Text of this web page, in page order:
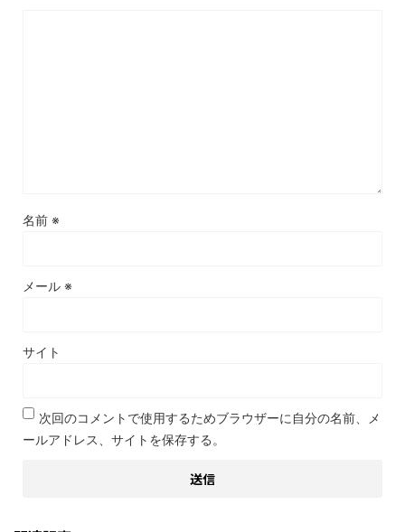
名前 ※
メール ※
サイト
次回のコメントで使用するためブラウザーに自分の名前、メ
ールアドレス、サイトを保存する。